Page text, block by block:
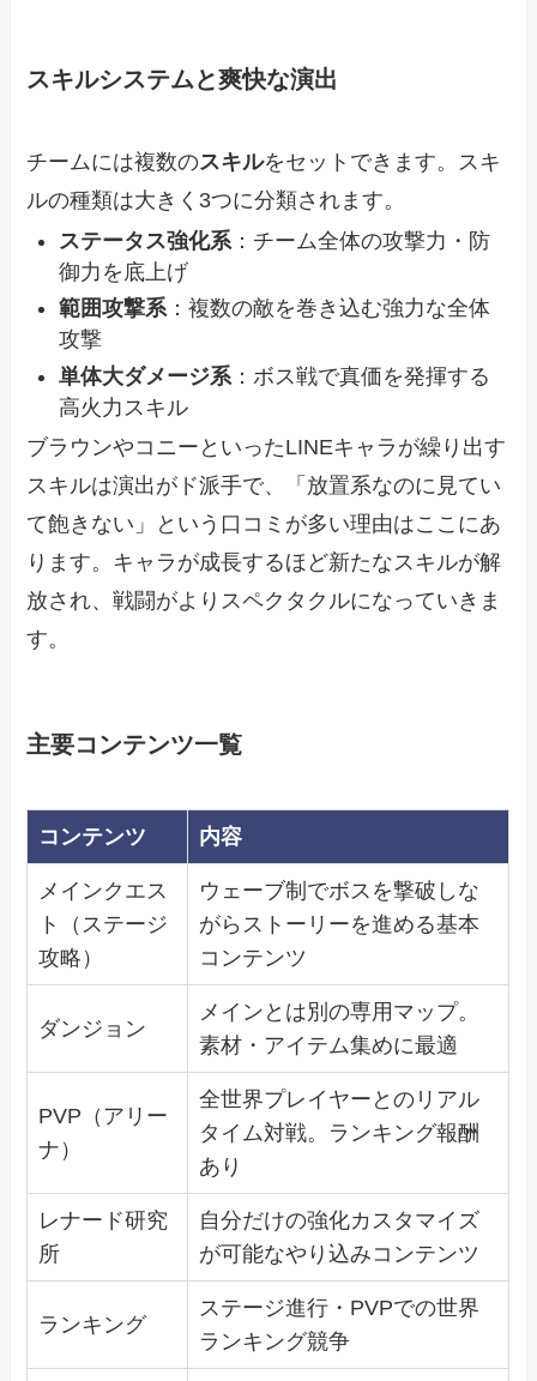
スキルシステムと爽快な演出
チームには複数のスキルをセットできます。スキ
ルの種類は大きく3つに分類されます。
ステータス強化系 ：チーム全体の攻撃力・防
御力を底上げ
範囲攻撃系：複数の敵を巻き込む強力な全体
攻撃
単体大ダメージ系 ：ボス戦で真価を発揮する
高火力スキル
ブラウンやコニーといったLINEキャラが繰り出す
スキルは演出がド派手で、「放置系なのに見てい
て飽きない」という口コミが多い理由はここにあ
ります。キャラが成長するほど新たなスキルが解
放され、戦闘がよりスペクタクルになっていきま
す。
主要コンテンツ一覧
コンテンツ 内容
メインクエス
ト（ステージ
攻略）
ウェーブ制でボスを撃破しな
がらストーリーを進める基本
コンテンツ
ダンジョン
メインとは別の専用マップ。
素材・アイテム集めに最適
PVP（アリー
ナ）
全世界プレイヤーとのリアル
タイム対戦。ランキング報酬
あり
レナード研究
所
自分だけの強化カスタマイズ
が可能なやり込みコンテンツ
ランキング
ステージ進行・PVPでの世界
ランキング競争